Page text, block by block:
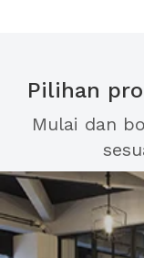
Pilihan
Mulai dan